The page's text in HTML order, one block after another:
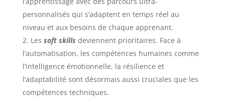
personnalisés qui s’adaptent en temps réel au
niveau et aux besoins de chaque apprenant.
Les soft skills deviennent prioritaires. Face à
l’automatisation, les compétences humaines comme
l’intelligence émotionnelle, la résilience et
l’adaptabilité sont désormais aussi cruciales que les
compétences techniques.